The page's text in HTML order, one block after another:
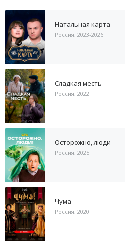
Натальная карта
Россия, 2023-2026
Сладкая месть
Россия, 2022
Осторожно, люди
Россия, 2025
Чума
Россия, 2020